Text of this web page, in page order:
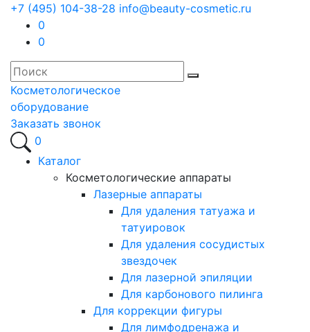
+7 (495) 104-38-28 info@beauty-cosmetic.ru
0
0
Косметологическое
оборудование
Заказать звонок
0
Каталог
Косметологические аппараты
Лазерные аппараты
Для удаления татуажа и
татуировок
Для удаления сосудистых
звездочек
Для лазерной эпиляции
Для карбонового пилинга
Для коррекции фигуры
Для лимфодренажа и